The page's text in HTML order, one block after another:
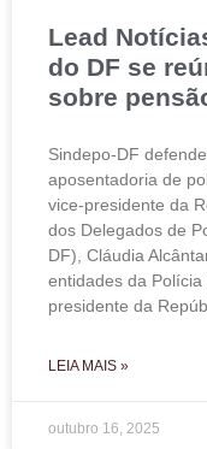
Lead
do DF se
sobre
Sindepo-DF
aposentadoria de
vice-presidente da
dos Delegados de
DF), Cláudia
entidades da
presidente da
LEIA MAIS »
outubro 16, 2025